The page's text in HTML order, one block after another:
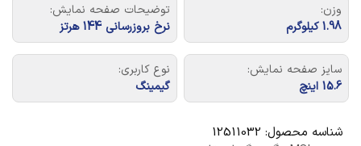
وزن:
1.98 کیلوگرم
توضیحات صفحه نمایش:
نرخ بروزرسانی 144 هرتز
سایز صفحه نمایش:
15.6 اینچ
نوع کاربری:
گیمینگ
شناسه محصول: 12511032